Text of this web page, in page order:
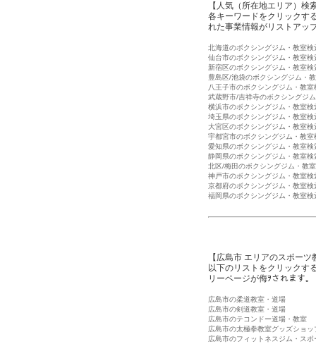
【人気（所在地エリア）検
各キーワードをクリックす
れた事業情報がリストアッ
北海道のボクシングジム・教室検
仙台市のボクシングジム・教室検
新宿区のボクシングジム・教室検
豊島区/池袋のボクシングジム・
八王子市のボクシングジム・教室
武蔵野市/吉祥寺のボクシングジ
横浜市のボクシングジム・教室検
埼玉県のボクシングジム・教室検
大宮区のボクシングジム・教室検
宇都宮市のボクシングジム・教室
愛知県のボクシングジム・教室検
静岡県のボクシングジム・教室検
北区/梅田のボクシングジム・教
神戸市のボクシングジム・教室検
京都府のボクシングジム・教室検
福岡県のボクシングジム・教室検
【広島市 エリアのスポー
以下のリストをクリックす
リーページが侮ｦされます。
広島市の柔道教室・道場
広島市の剣道教室・道場
広島市のテコンドー道場・教室
広島市の太極拳教室グッズショッ
広島市のフィットネスジム・スポ